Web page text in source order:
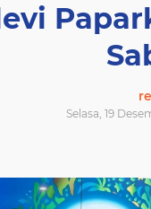
Selasa, 19